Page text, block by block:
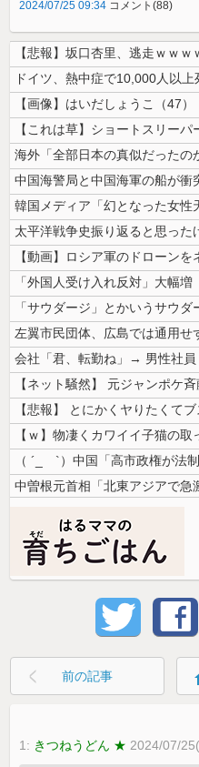
2024/07/25 09:34 コメント(88)
【悲報】坂口杏里、逃走ｗｗｗ
【画像】はいだしょうこ（47
「外国人受け入れ反対」大幅
【ｗ】物凄くカワイイ子猫の取
中曽根元首相「北東アジアで
前の記事
1: きつねうどん ★ 2024/07/